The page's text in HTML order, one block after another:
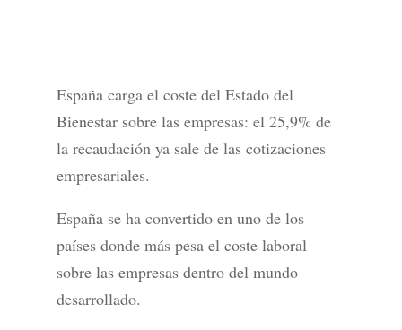
España carga el coste del Estado del
Bienestar sobre las empresas: el 25,9% de
la recaudación ya sale de las cotizaciones
empresariales.
España se ha convertido en uno de los
países donde más pesa el coste laboral
sobre las empresas dentro del mundo
desarrollado.